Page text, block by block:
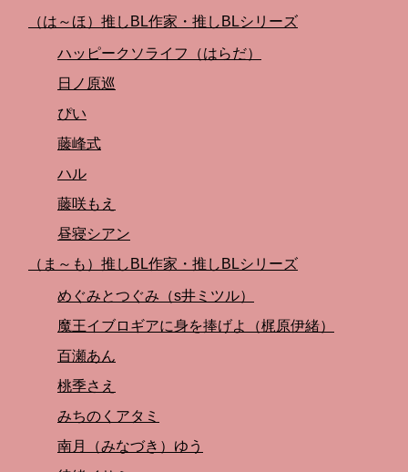
（は～ほ）推しBL作家・推しBLシリーズ
ハッピークソライフ（はらだ）
日ノ原巡
ぴい
藤峰式
ハル
藤咲もえ
昼寝シアン
（ま～も）推しBL作家・推しBLシリーズ
めぐみとつぐみ（s井ミツル）
魔王イブロギアに身を捧げよ（梶原伊緒）
百瀬あん
桃季さえ
みちのくアタミ
南月（みなづき）ゆう